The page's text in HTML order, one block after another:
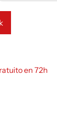
en 72h